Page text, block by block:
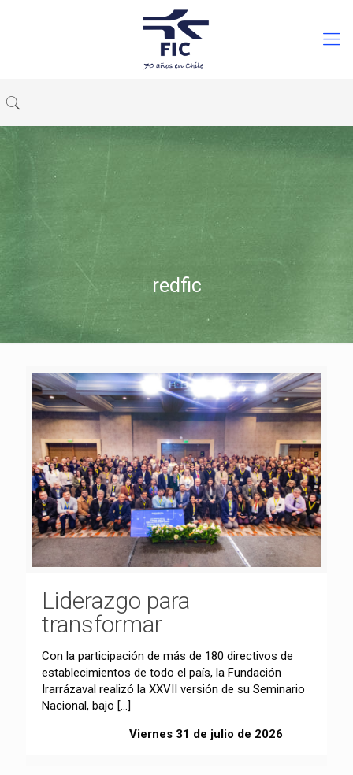
redfic
Liderazgo para
transformar
Con la participación de más de 180 directivos de
establecimientos de todo el país, la Fundación
Irarrázaval realizó la XXVII versión de su Seminario
Nacional, bajo […]
Viernes 31 de julio de 2026